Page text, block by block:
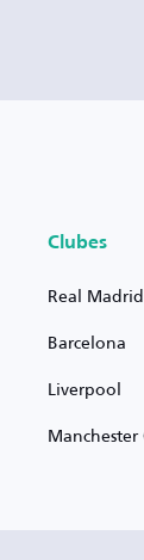
Clubes
Real Madrid
Barcelona
Liverpool